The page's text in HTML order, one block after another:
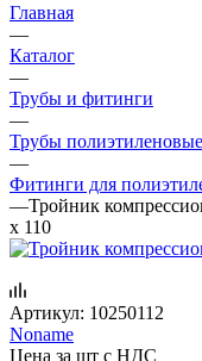
Главная
—
Каталог
—
Трубы и фитинги
—
Трубы
—
Фитинги для
—Тройник
х 110
Артикул: 10250112
Noname
Цена за шт с НДС